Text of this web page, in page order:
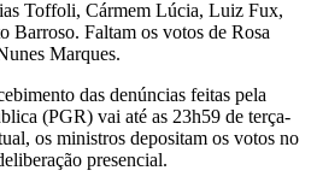
Toffoli, Cármem Lúcia, Luiz Fux,
Barroso. Faltam os votos de Rosa
Marques.
das denúncias feitas pela
(PGR) vai até as 23h59 de terça-
os ministros depositam os votos no
presencial.